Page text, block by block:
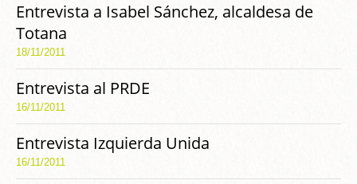
Entrevista a Isabel Sánchez, alcaldesa de
Totana
18/11/2011
Entrevista al PRDE
16/11/2011
Entrevista Izquierda Unida
16/11/2011